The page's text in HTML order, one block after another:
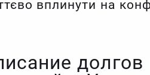
вплинути на
долгов